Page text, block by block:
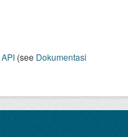
API (see Dokumentasi